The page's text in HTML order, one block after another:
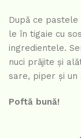
După ce
le în tigaie cu
ingredientele.
nuci prăjite și
sare, piper și un
Poftă bună!